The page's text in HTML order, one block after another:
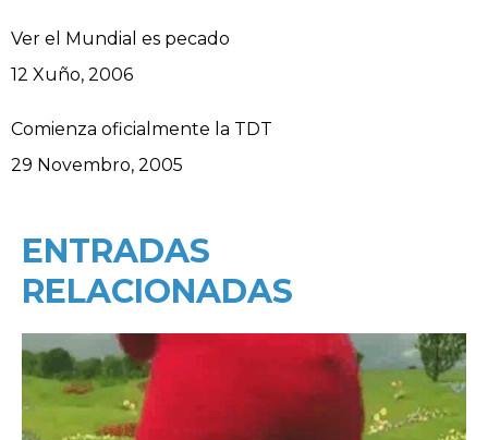
Ver el Mundial es pecado
Data
12 Xuño, 2006
Comienza oficialmente la TDT
Data
29 Novembro, 2005
ENTRADAS
RELACIONADAS